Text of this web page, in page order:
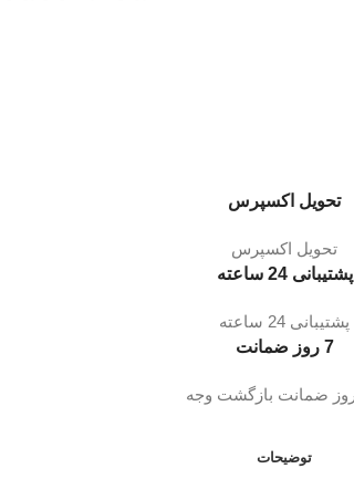
تحویل اکسپرس
تحویل اکسپرس
پشتیبانی 24 ساعته
پشتیبانی 24 ساعته
7 روز ضمانت
توضیحات